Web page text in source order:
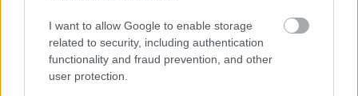
I want to allow Google to enable storage
related to security, including authentication
functionality and fraud prevention, and other
user protection.
Megismertem és elfogadom aGDPR-szabályzatot